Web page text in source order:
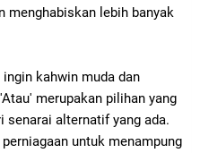
menghabiskan lebih banyak
kahwin muda dan
merupakan pilihan yang
senarai alternatif yang ada.
untuk menampung